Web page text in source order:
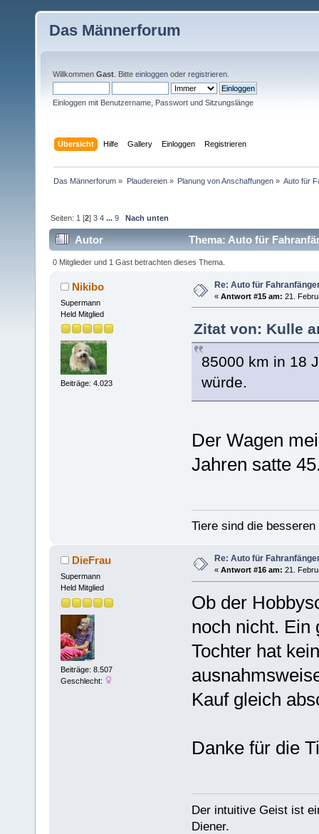
Das Männerforum
Willkommen Gast . Bitte einloggen oder registrieren
Einloggen mit Benutzername, Passwort und Sitzungslänge
Übersicht Hilfe Gallery Einloggen Registrieren
Das Männerforum » Plaudereien» Planung von Anschaffungen» Auto für
Seiten: 1 [2]3 4 ...9 Nach unten
Autor Thema: Auto für
0 Mitglieder und 1 Gast betrachten dieses Thema.
Nikibo
Supermann
Held Mitglied
Beiträge: 4.023
Re: Auto für
« Antwort #15 am: 21.
Zitat von: Kulle
85000 km in 18
würde.
Der Wagen
Jahren satte
Tiere sind die
DieFrau
Supermann
Held Mitglied
Beiträge: 8.507
Geschlecht:
Re: Auto für
« Antwort #16 am: 21.
Ob der
noch nicht. Ein
Tochter hat
Kauf gleich
Danke für die
Der intuitive Geist ist
Diener.